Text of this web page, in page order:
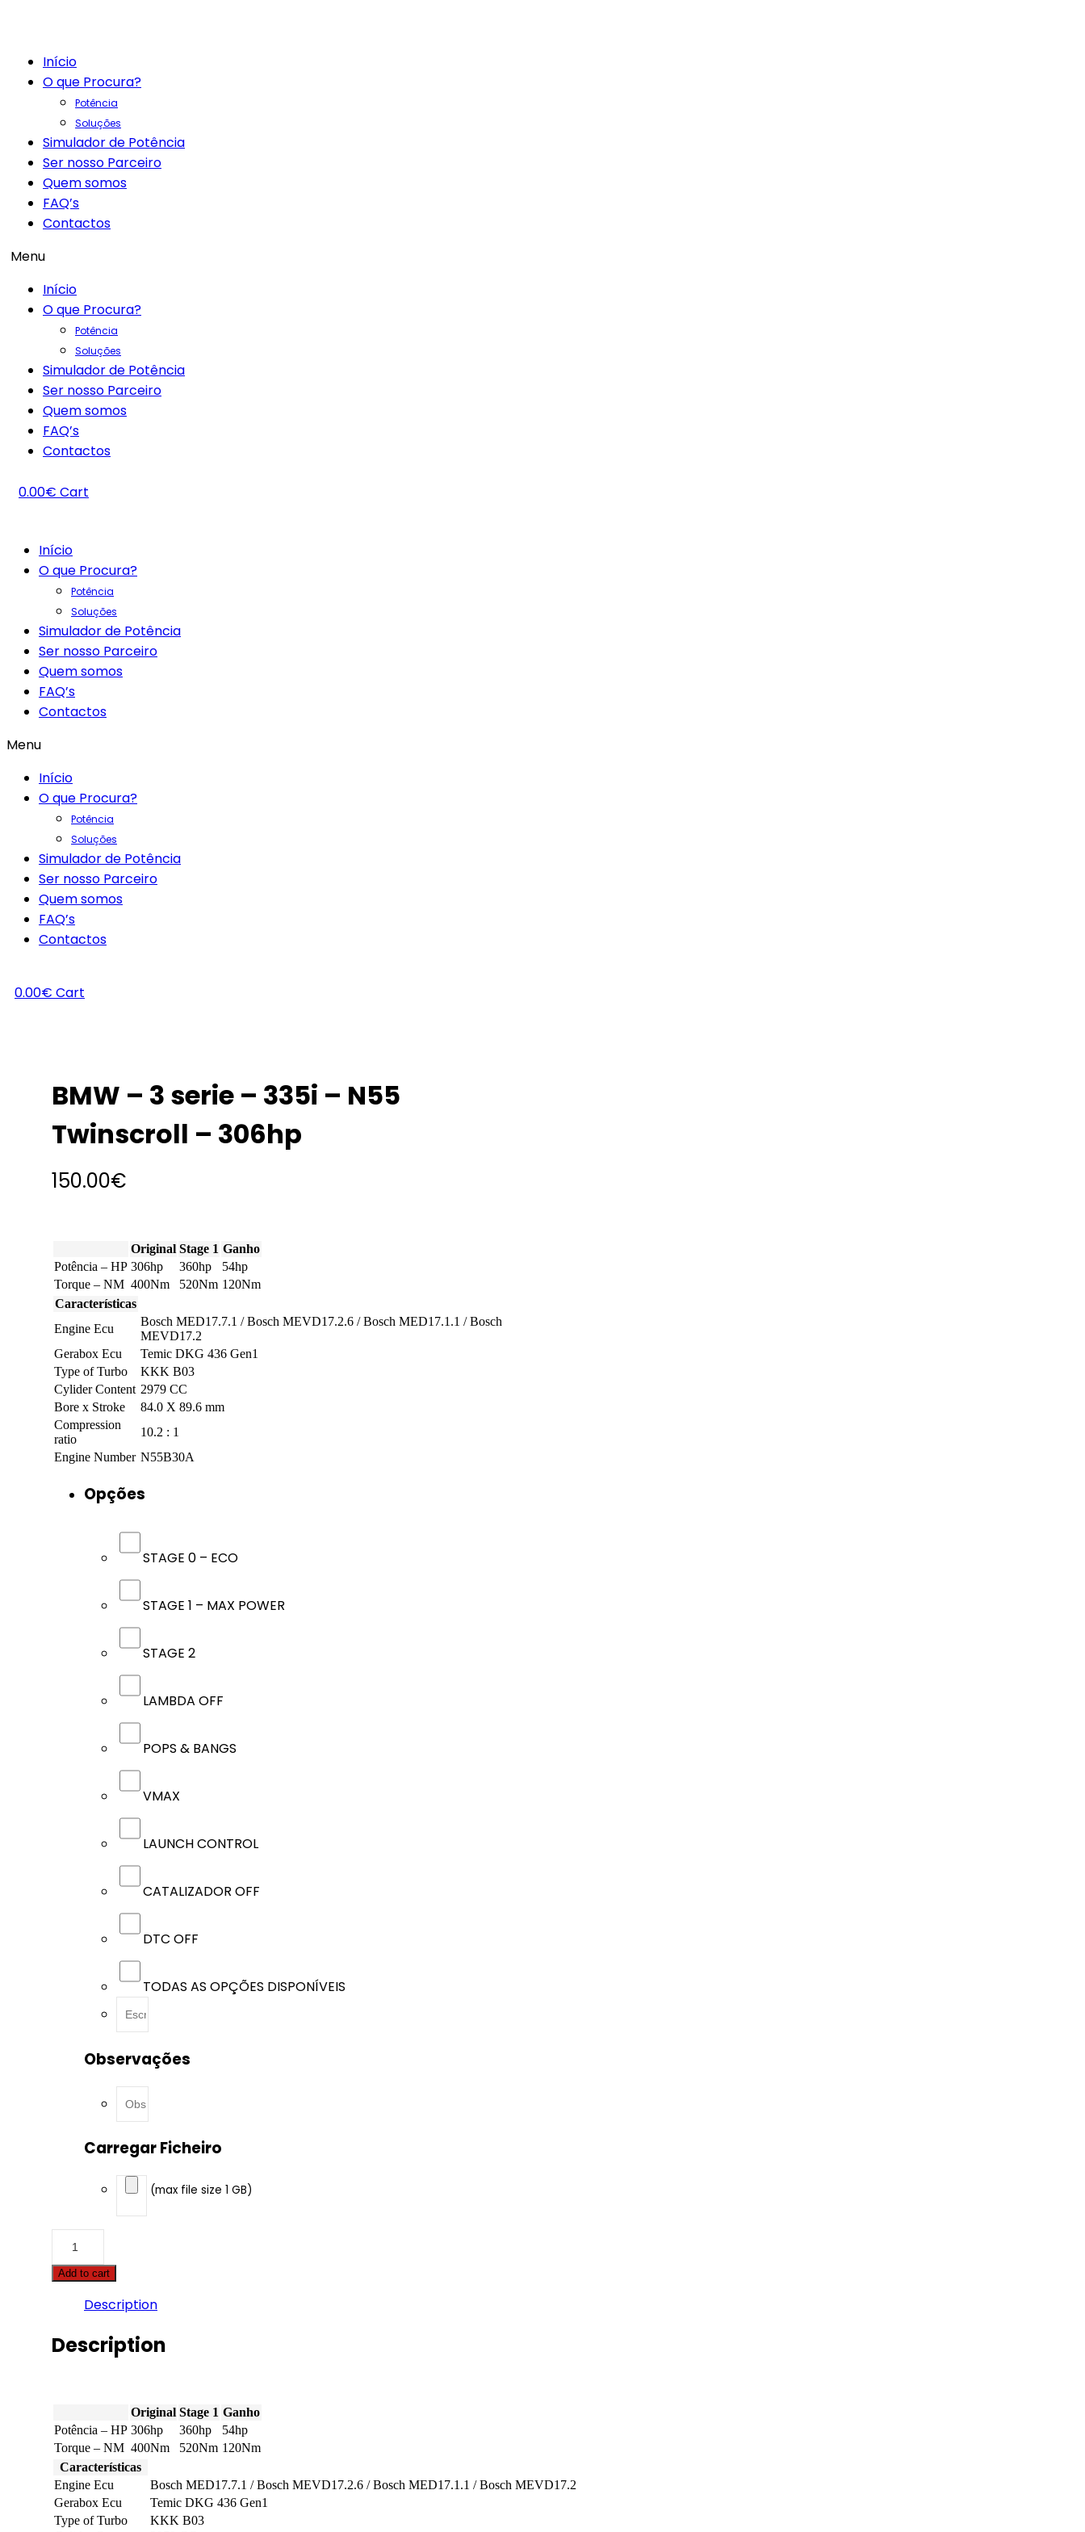
Início
O que Procura?
Potência
Soluções
Simulador de Potência
Ser nosso Parceiro
Quem somos
FAQ’s
Contactos
Menu
Início
O que Procura?
Potência
Soluções
Simulador de Potência
Ser nosso Parceiro
Quem somos
FAQ’s
Contactos
0.00€ Cart
Início
O que Procura?
Potência
Soluções
Simulador de Potência
Ser nosso Parceiro
Quem somos
FAQ’s
Contactos
Menu
Início
O que Procura?
Potência
Soluções
Simulador de Potência
Ser nosso Parceiro
Quem somos
FAQ’s
Contactos
0.00€ Cart
BMW – 3 serie – 335i – N55
Twinscroll – 306hp
150.00€
Original Stage 1 Ganho
Potência – HP 306hp 360hp
54hp
Torque – NM 400Nm 520Nm 120Nm
Características
Engine Ecu
Bosch MED17.7.1 / Bosch MEVD17.2.6 / Bosch MED17.1.1 / Bosch
MEVD17.2
Gerabox Ecu
Temic DKG 436 Gen1
Type of Turbo
KKK B03
Cylider Content 2979 CC
Bore x Stroke
84.0 X 89.6 mm
Compression
ratio
10.2 : 1
Engine Number N55B30A
Opções
STAGE 0 – ECO
STAGE 1 – MAX POWER
STAGE 2
LAMBDA OFF
POPS & BANGS
VMAX
LAUNCH CONTROL
CATALIZADOR OFF
DTC OFF
TODAS AS OPÇÕES DISPONÍVEIS
Observações
Carregar Ficheiro
(max file size 1 GB)
3
serie
N55
Twinscroll
Add to cart
Description
Description
Original Stage 1 Ganho
Potência – HP 306hp 360hp
54hp
Torque – NM 400Nm 520Nm 120Nm
Características
Engine Ecu
Bosch MED17.7.1 / Bosch MEVD17.2.6 / Bosch MED17.1.1 / Bosch MEVD17.2
Gerabox Ecu
Temic DKG 436 Gen1
Type of Turbo
KKK B03